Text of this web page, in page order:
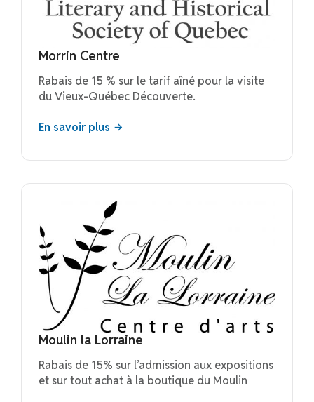
Morrin Centre
Rabais de 15 % sur le tarif aîné pour la visite
du Vieux-Québec Découverte.
En savoir plus
Moulin la Lorraine
​Rabais de 15% sur l’admission aux expositions
et sur tout achat à la boutique du Moulin